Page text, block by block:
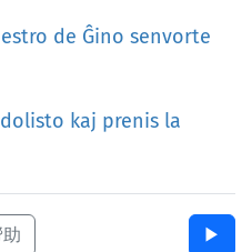
estro de Ĝino senvorte
kaj prenis la
▶︎